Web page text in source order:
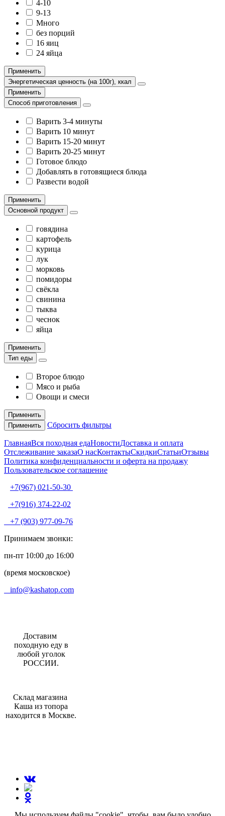
4-10
9-13
Много
без порций
16 яиц
24 яйца
Применить
Энергетическая ценность (на 100г), ккал
Применить
Способ приготовления
Варить 3-4 минуты
Варить 10 минут
Варить 15-20 минут
Варить 20-25 минут
Готовое блюдо
Добавлять в готовящиеся блюда
Развести водой
Применить
Основной продукт
говядина
картофель
курица
лук
морковь
помидоры
свёкла
свинина
тыква
чеснок
яйца
Применить
Тип еды
Второе блюдо
Мясо и рыба
Овощи и смеси
Применить
Применить
Сбросить фильтры
ГлавнаяВся походная едаНовостиДоставка и оплата
Отслеживание заказаО насКонтактыСкидкиСтатьиОтзывы
Политика конфиденциальности и оферта на продажу
Пользовательское соглашение
+7(967) 021-50-30
+7(916) 374-22-02
+7 (903) 977-09-76
Принимаем звонки:
пн-пт 10:00 до 16:00
(время московское)
info@kashatop.com
Доставим
походную еду в
любой уголок
РОССИИ.
Склад магазина
Каша из топора
находится в Москве.